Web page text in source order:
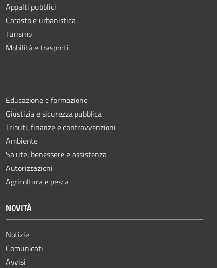
Appalti pubblici
Catasto e urbanistica
Turismo
Mobilità e trasporti
Educazione e formazione
Giustizia e sicurezza pubblica
Tributi, finanze e contravvenzioni
Ambiente
Salute, benessere e assistenza
Autorizzazioni
Agricoltura e pesca
NOVITÀ
Notizie
Comunicati
Avvisi